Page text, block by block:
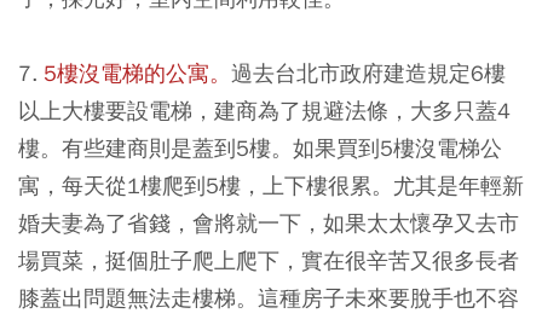
7. 5樓沒電梯的公寓。 過去台北市政府建造規定6樓
以上大樓要設電梯，建商為了規避法條，大多只蓋4
樓。有些建商則是蓋到5樓。如果買到5樓沒電梯公
寓，每天從1樓爬到5樓，上下樓很累。尤其是年輕新
婚夫妻為了省錢，會將就一下，如果太太懷孕又去市
場買菜，挺個肚子爬上爬下，實在很辛苦又很多長者
膝蓋出問題無法走樓梯。這種房子未來要脫手也不容